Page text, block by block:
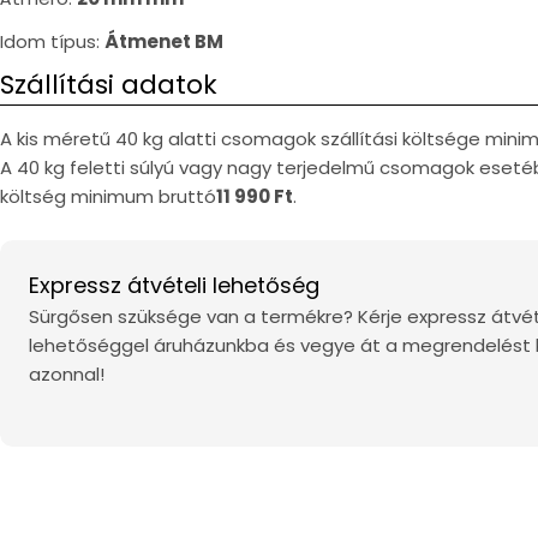
Idom típus: Átmenet BM
Szállítási adatok
A kis méretű 40 kg alatti csomagok szállítási költsége
A 40 kg feletti súlyú vagy nagy terjedelmű csomagok
költség minimum bruttó11 990 Ft.
Expressz átvételi lehetőség
Sürgősen szüksége van a termékre? Kérje expressz
lehetőséggel áruházunkba és vegye át a megrendelést
azonnal!